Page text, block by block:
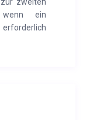
ein